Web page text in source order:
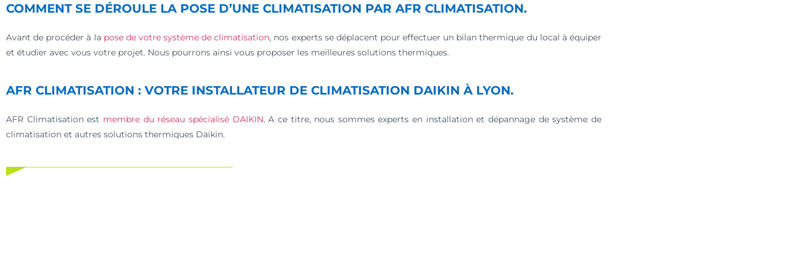
COMMENT SE DÉROULE LA POSE D’UNE CLIMATISATION PAR AFR CLIMATISATION.
Avant de procéder à la pose de votre système de climatisation, nos experts se déplacent pour effectuer un bilan thermique du local à équiper
et étudier avec vous votre projet. Nous pourrons ainsi vous proposer les meilleures solutions thermiques.
AFR CLIMATISATION : VOTRE INSTALLATEUR DE CLIMATISATION DAIKIN À LYON.
AFR Climatisation est membre du réseau spécialisé DAIKIN. A ce titre, nous sommes experts en installation et dépannage de système de
climatisation et autres solutions thermiques Daikin.